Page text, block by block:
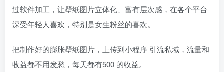
过软件加工，让壁纸图片立体化、富有层次感，在各个平台
深受年轻人喜欢，特别是女生粉丝的喜欢。
把制作好的膨胀壁纸图片，上传到小程序 引流私域，流量和
收益都不用发愁，每天都有500 的收益。